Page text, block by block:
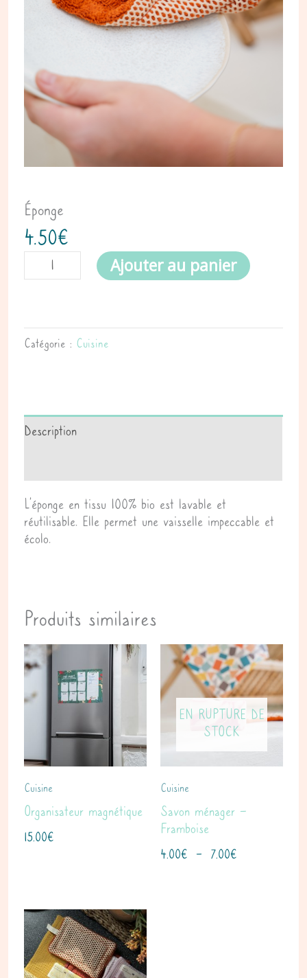
Éponge
4.50€
Ajouter au panier
Catégorie : Cuisine
Description
L’éponge en tissu 100% bio est lavable et
réutilisable. Elle permet une vaisselle impeccable et
écolo.
Produits similaires
Cuisine
Organisateur magnétique
15.00€
EN RUPTURE DE
STOCK
Cuisine
Savon ménager –
Framboise
4.00€ – 7.00€
Plage
de
prix :
4.00€
à
7.00€